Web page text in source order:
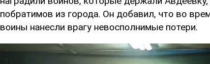
побратимов из города. Он добавил, что во
воины нанесли врагу невосполнимые потери.